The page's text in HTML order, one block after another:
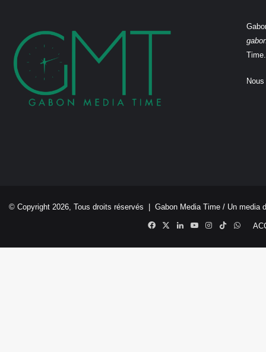
Time.
© Copyright 2026, Tous droits réservés | Gabon Media Time / Un media
Facebook
X LinkedinYouTubeInstagram
TikTok